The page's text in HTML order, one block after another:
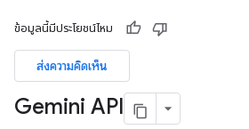
ข้อมูลนี้มีประโยชน์ไหม
ส่งความคิดเห็น
Gemini API